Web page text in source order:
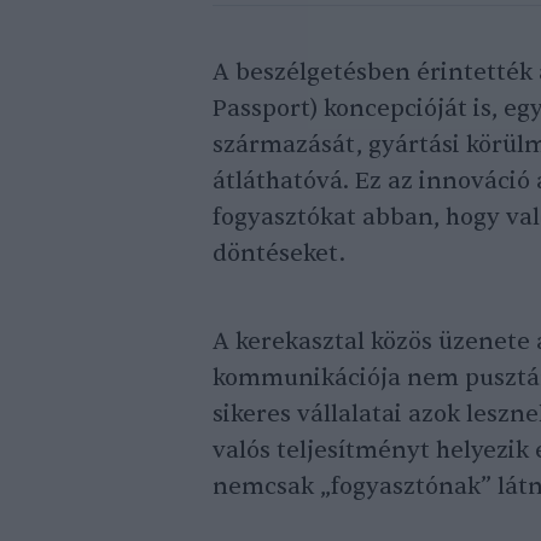
A beszélgetésben
Passport) koncepcióját is,
származását, gyártási
átláthatóvá. Ez az
fogyasztókat abban, hogy
döntéseket.
A kerekasztal közös
kommunikációja nem
sikeres vállalatai azok
valós teljesítményt helyezik
nemcsak „fogyasztónak”